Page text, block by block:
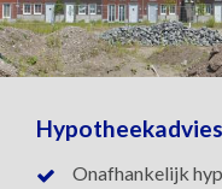
Hypotheekadvies
Onafhankelijk